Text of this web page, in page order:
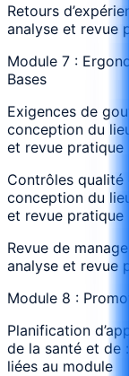
Retours
analyse et revue
Module 7 :
Bases
Exigences de
conception du
et revue pratique
Contrôles qualité
conception du
et revue pratique
Revue de
analyse et revue
Module 8 :
Planification
de la santé et de
liées au module